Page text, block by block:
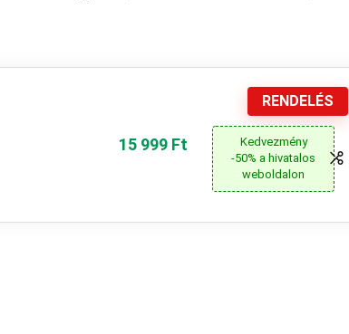
15 999 Ft
RENDELÉS
Kedvezmény
-50% a hivatalos
weboldalon